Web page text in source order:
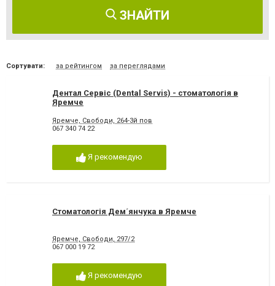
ЗНАЙТИ
Сортувати: за рейтингом за переглядами
Дентал Сервіс (Dental Servis) - стоматологія в
Яремче
Яремче, Свободи, 264-3й пов
067 340 74 22
Я рекомендую
Стоматологія Дем´янчука в Яремче
Яремче, Свободи, 297/2
067 000 19 72
Я рекомендую